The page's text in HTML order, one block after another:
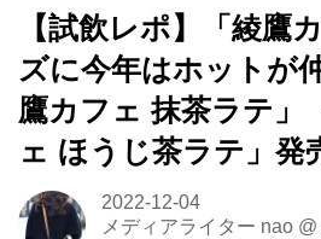
【試飲レポ】「綾鷹
ズに今年はホットが
鷹カフェ 抹茶ラテ」
ェ ほうじ茶ラテ」
2022-12-04
メディアライター nao@